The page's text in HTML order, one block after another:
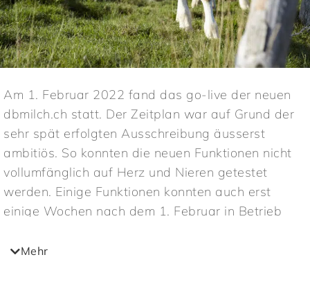
Am 1. Februar 2022 fand das go-live der neuen
dbmilch.ch statt. Der Zeitplan war auf Grund der
sehr spät erfolgten Ausschreibung äusserst
ambitiös. So konnten die neuen Funktionen nicht
vollumfänglich auf Herz und Nieren getestet
werden. Einige Funktionen konnten auch erst
einige Wochen nach dem 1. Februar in Betrieb
neue dbmilch.ch jederzeit erreichbar war und die
Mehr